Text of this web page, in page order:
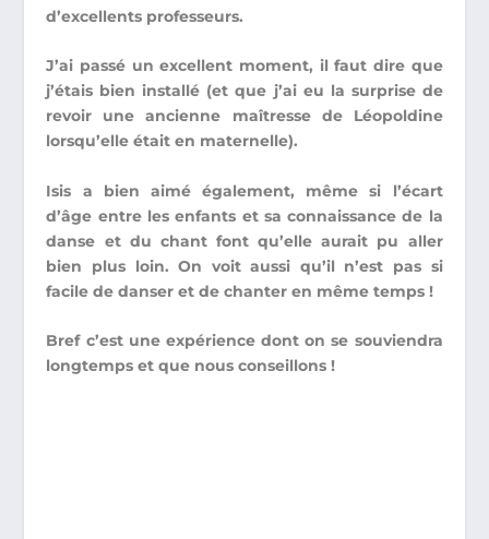
d’excellents professeurs.
J’ai passé un excellent moment, il faut dire que
j’étais bien installé (et que j’ai eu la surprise de
revoir une ancienne maîtresse de Léopoldine
lorsqu’elle était en maternelle).
Isis a bien aimé également, même si l’écart
d’âge entre les enfants et sa connaissance de la
danse et du chant font qu’elle aurait pu aller
bien plus loin. On voit aussi qu’il n’est pas si
facile de danser et de chanter en même temps !
Bref c’est une expérience dont on se souviendra
longtemps et que nous conseillons !